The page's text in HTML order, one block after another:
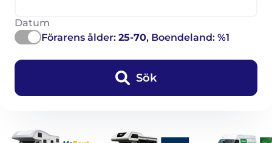
Datum
Förarens ålder: 25-70, Boendeland: %1
Sök